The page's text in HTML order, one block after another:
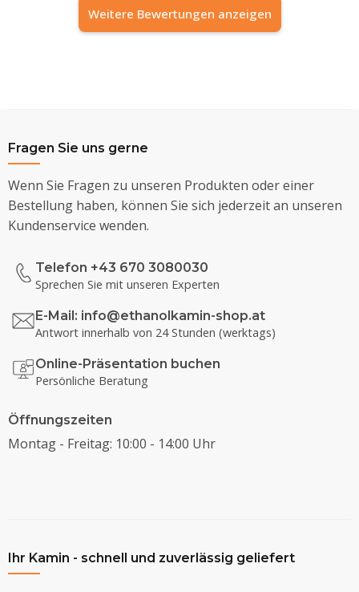
Weitere Bewertungen anzeigen
Fragen Sie uns gerne
Wenn Sie Fragen zu unseren Produkten oder einer
Bestellung haben, können Sie sich jederzeit an unseren
Kundenservice wenden.
Telefon +43 670 3080030
Sprechen Sie mit unseren Experten
E-Mail: info@ethanolkamin-shop.at
Antwort innerhalb von 24 Stunden (werktags)
Online-Präsentation buchen
Persönliche Beratung
Öffnungszeiten
Montag - Freitag: 10:00 - 14:00 Uhr
Ihr Kamin - schnell und zuverlässig geliefert